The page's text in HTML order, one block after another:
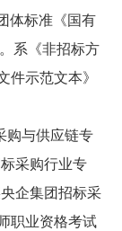
体标准《国有
系《非招标方
件示范文本》
与供应链专
采购行业专
企集团招标采
职业资格考试